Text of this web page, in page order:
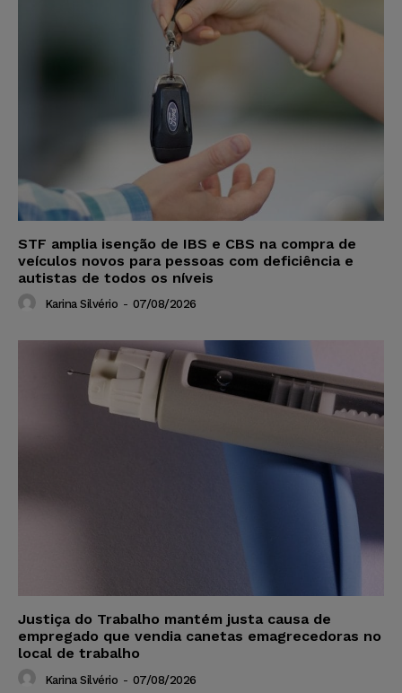
STF amplia isenção de IBS e CBS na compra de
veículos novos para pessoas com deficiência e
autistas de todos os níveis
Karina Silvério - 07/08/2026
Justiça do Trabalho mantém justa causa de
empregado que vendia canetas emagrecedoras no
local de trabalho
Karina Silvério - 07/08/2026